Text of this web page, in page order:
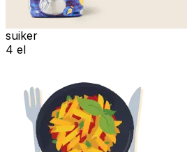
suiker
4 el